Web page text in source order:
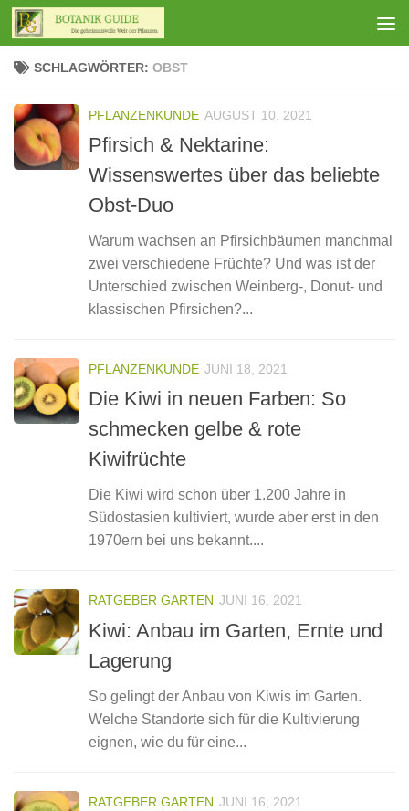
Zum Inhalt springen
SCHLAGWÖRTER: OBST
PFLANZENKUNDE AUGUST 10, 2021
Pfirsich & Nektarine:
Wissenswertes über das beliebte
Obst-Duo
Warum wachsen an Pfirsichbäumen manchmal
zwei verschiedene Früchte? Und was ist der
Unterschied zwischen Weinberg-, Donut- und
klassischen Pfirsichen?...
PFLANZENKUNDE JUNI 18, 2021
Die Kiwi in neuen Farben: So
schmecken gelbe & rote
Kiwifrüchte
Die Kiwi wird schon über 1.200 Jahre in
Südostasien kultiviert, wurde aber erst in den
1970ern bei uns bekannt....
RATGEBER GARTEN JUNI 16, 2021
Kiwi: Anbau im Garten, Ernte und
Lagerung
So gelingt der Anbau von Kiwis im Garten.
Welche Standorte sich für die Kultivierung
eignen, wie du für eine...
RATGEBER GARTEN JUNI 16, 2021